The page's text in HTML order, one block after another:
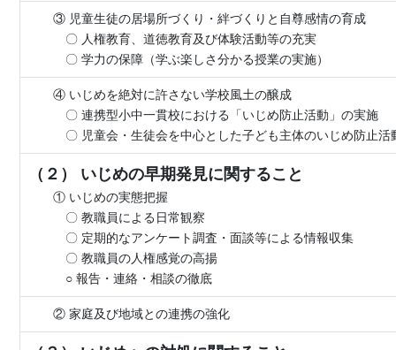
③ 児童生徒の居場所づくり ・絆づくりと自尊感情の育成
〇 人権教育、道徳教育及び体験活動等の充実
〇 学力の保障（学ぶ楽しさ分かる授業の実施）
④ いじめを絶対に許さない学校風土の醸成
〇 連携型小中一貫校における「いじめ防止活動」の実施
〇 児童会・生徒会を中心とした子ども主体のいじめ防止活
（２） いじめの早期発見に関すること
① いじめの実態把握
〇 教職員による日常観察
〇 定期的なアンケート調査・面談等による情報収集
〇 教職員の人権感覚の高揚
○ 報告・連絡・相談の徹底
② 家庭及び地域との連携の強化